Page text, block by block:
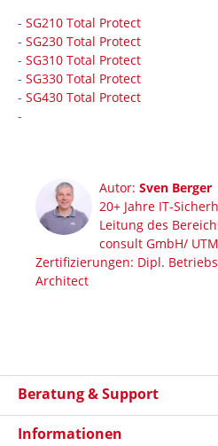
- SG210 Total Protect
- SG230 Total Protect
- SG310 Total Protect
- SG330 Total Protect
- SG430 Total Protect
-
Autor: Sven Berger
20+ Jahre IT-
Leitung des
consult GmbH/
Zertifizierungen: Dipl.
Architect
Beratung & Support
Informationen